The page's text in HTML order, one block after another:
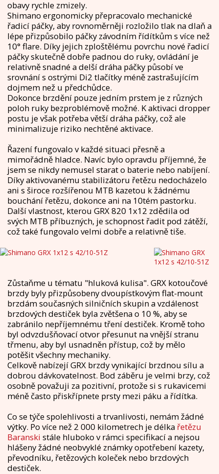
obavy rychle zmizely.
Shimano ergonomicky přepracovalo mechanické
řadicí páčky, aby rovnoměrněji rozložilo tlak na dlaň a
lépe přizpůsobilo páčky závodním řídítkům s více než
10° flare. Díky jejich zploštělému povrchu nové řadicí
páčky skutečně dobře padnou do ruky, ovládání je
relativně snadné a delší dráha páčky působí ve
srovnání s ostrými Di2 tlačítky méně zastrašujícím
dojmem než u předchůdce.
Dokonce brzdění pouze jedním prstem je z různých
poloh ruky bezproblémově možné. K aktivaci dropper
postu je však potřeba větší dráha páčky, což ale
minimalizuje riziko nechtěné aktivace.
Řazení fungovalo v každé situaci přesně a
mimořádně hladce. Navíc bylo opravdu příjemné, že
jsem se nikdy nemusel starat o baterie nebo nabíjení.
Díky aktivovanému stabilizátoru řetězu nedocházelo
ani s široce rozšířenou MTB kazetou k žádnému
bouchání řetězu, dokonce ani na 10tém pastorku.
Další vlastnost, kterou GRX 820 1x12 zdědila od
svých MTB příbuzných, je schopnost řadit pod zátěží,
což také fungovalo velmi dobře a relativně tiše.
Zůstaňme u tématu "hluková kulisa". GRX kotoučové
brzdy byly přizpůsobeny dvoupístkovým flat-mount
brzdám současných silničních skupin a vzdálenost
brzdových destiček byla zvětšena o 10 %, aby se
zabránilo nepříjemnému tření destiček. Kromě toho
byl odvzdušňovací otvor přesunut na vnější stranu
třmenu, aby byl usnadněn přístup, což by mělo
potěšit všechny mechaniky.
Celkově nabízejí GRX brzdy vynikající brzdnou sílu a
dobrou dávkovatelnost. Bod záběru je velmi brzy, což
osobně považuji za pozitivní, protože si s rukavicemi
méně často přiskřípnete prsty mezi páku a řídítka.
Co se týče spolehlivosti a trvanlivosti, nemám žádné
výtky. Po více než 2 000 kilometrech je délka řetězu
Baranski stále hluboko v rámci specifikací a nejsou
hlášeny žádné neobvyklé známky opotřebení kazety,
převodníku, řetězových koleček nebo brzdových
destiček.